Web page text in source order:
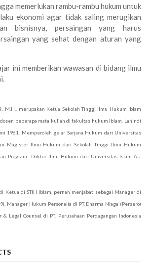
memerlukan rambu-rambu hukum untuk
ekonomi agar tidak saling merugikan
bisnisnya, persaingan yang harus
yang sehat dengan aturan yang
ini memberikan wawasan di bidang ilmu
M.H., merupakan Ketua Sekolah Tinggi Ilmu Hukum Iblam
beberapa mata kuliah di fakultas hukum Iblam. Lahir di
1961. Memperoleh gelar Sarjana Hukum dari Universitas
Magister Ilmu Hukum dari Sekolah Tinggi Ilmu Hukum
Program Doktor Ilmu Hukum dari Universitas Islam As-
Ketua di STIH Iblam, pernah menjabat sebagai Manager di
Manager Hukum Personalia di PT. Dharma Niaga (Persero)
Legal Counsel di PT. Perusahaan Perdagangan Indonesia